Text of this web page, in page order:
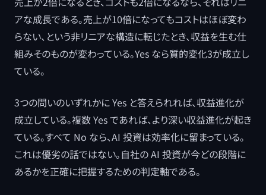
アな成長である。売上が10倍になってもコストはほぼ変わ
らない、という非リニアな構造に転じたとき、収益を生む仕
組みそのものが変わっている。Yes なら質的変化3が成立し
ている。
3つの問いのいずれかに Yes と答えられれば、収益進化が
成立している。複数 Yes であれば、より深い収益進化が起き
ている。すべて No なら、AI 投資は効率化に留まっている。
これは優劣の話ではない。自社の AI 投資が今どの段階に
あるかを正確に把握するための判定軸である。